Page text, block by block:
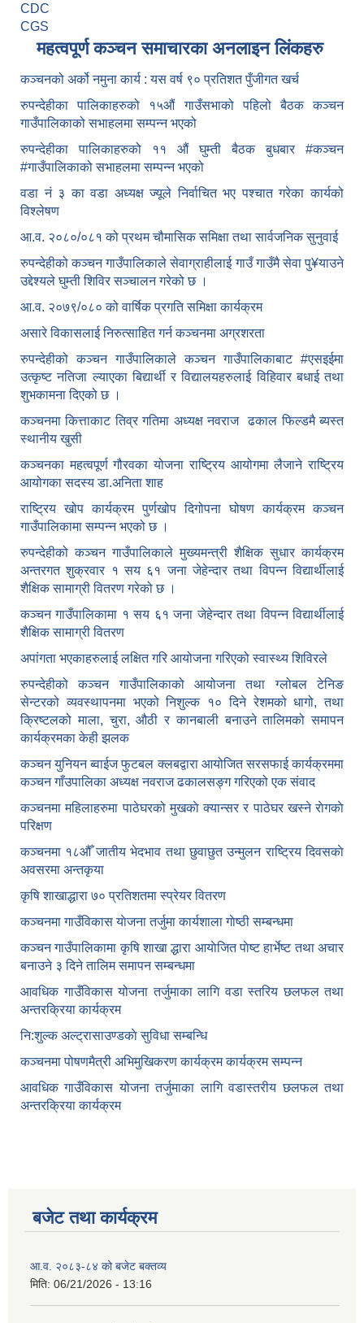
CDC
CGS
महत्वपूर्ण कञ्चन समाचारका अनलाइन लिंकहरु
कञ्चनको अर्को नमुना कार्य : यस वर्ष ९० प्रतिशत पुँजीगत खर्च
रुपन्देहीका पालिकाहरुको १५औं गाउँसभाको पहिलो बैठक कञ्चन
गाउँपालिकाको सभाहलमा सम्पन्न भएको
रुपन्देहीका पालिकाहरुको ११ औं घुम्ती बैठक बुधबार #कञ्चन
#गाउँपालिकाको सभाहलमा सम्पन्न भएको
वडा नं ३ का वडा अध्यक्ष ज्यूले निर्वाचित भए पश्चात गरेका कार्यको
विश्लेषण
आ.व. २०८०/०८१ को प्रथम चौमासिक समिक्षा तथा सार्वजनिक सुनुवाई
रुपन्देहीको कञ्चन गाउँपालिकाले सेवाग्राहीलाई गाउँ गाउँमै सेवा पु¥याउने
उद्देश्यले घुम्ती शिविर सञ्चालन गरेको छ ।
आ.व. २०७९/०८० को वार्षिक प्रगति समिक्षा कार्यक्रम
असारे विकासलाई निरुत्साहित गर्न कञ्चनमा अग्रशरता
रुपन्देहीको कञ्चन गाउँपालिकाले कञ्चन गाउँपालिकाबाट #एसइईमा
उत्कृष्ट नतिजा ल्याएका बिद्यार्थी र विद्यालयहरुलाई विहिवार बधाई तथा
शुभकामना दिएको छ ।
कञ्चनमा कित्ताकाट तिव्र गतिमा अध्यक्ष नवराज ढकाल फिल्डमै ब्यस्त
स्थानीय खुसी
कञ्चनका महत्वपूर्ण गौरवका योजना राष्ट्रिय आयोगमा लैजाने राष्ट्रिय
आयोगका सदस्य डा.अनिता शाह
राष्ट्रिय खोप कार्यक्रम पुर्णखोप दिगोपना घोषण कार्यक्रम कञ्‍चन
गाउँपालिकामा सम्पन्न भएको छ ।
रुपन्देहीको कञ्चन गाउँपालिकाले मुख्यमन्त्री शैक्षिक सुधार कार्यक्रम
अन्तरगत शुक्रवार १ सय ६१ जना जेहेन्दार तथा विपन्न विद्यार्थीलाई
शैक्षिक सामाग्री वितरण गरेको छ ।
कञ्चन गाउँपालिकामा १ सय ६१ जना जेहेन्दार तथा विपन्न विद्यार्थीलाई
शैक्षिक सामाग्री वितरण
अपांगता भएकाहरुलाई लक्षित गरि आयोजना गरिएको स्वास्थ्य शिविरले
रुपन्देहीको कञ्चन गाउँपालिकाको आयोजना तथा ग्लोबल टेनिङ
सेन्टरको व्यवस्थापनमा भएको निशुल्क १० दिने रेशमको धागो, तथा
क्रिष्टलको माला, चुरा, औठी र कानबाली बनाउने तालिमको समापन
कार्यक्रमका केही झलक
कञ्चन युनियन ब्वाईज फुटबल क्लबद्वारा आयोजित सरसफाई कार्यक्रममा
कञ्चन गाँउपालिका अध्यक्ष नवराज ढकालसङ्ग गरिएको एक संवाद
कञ्‍चनमा महिलाहरुमा पाठेघरको मुखकाे क्यान्सर र पाठेघर खस्‍ने राेगकाे
परिक्षण
कञ्‍चनमा १८औँ जातीय भेदभाव तथा छुवाछुत उन्मुलन राष्ट्रिय दिवसकाे
अवसरमा अन्तकृया
कृषि शाखाद्धारा ७० प्रतिशतमा स्प्रेयर वितरण
कञ्‍चनमा गाउँविकास याेजना तर्जुमा कार्यशाला गाेष्ठी सम्बन्धमा
कञ्‍चन गाउँपालिकामा कृषि शाखा द्धारा आयाेजित पाेष्ट हार्भेष्ट तथा अचार
बनाउने ३ दिने तालिम समापन सम्बन्‍धमा
आवधिक गाउँविकास योजना तर्जुमाका लागि वडा स्तरिय छलफल तथा
अन्तरक्रिया कार्यक्रम
नि:शुल्क अल्ट्रासाउण्डकाे सुविधा सम्बन्धि
कञ्चनमा पोषणमैत्री अभिमुखिकरण कार्यक्रम कार्यक्रम सम्पन्न
आवधिक गाउँविकास योजना तर्जुमाका लागि वडास्तरीय छलफल तथा
अन्तरक्रिया कार्यक्रम
बजेट तथा कार्यक्रम
आ.व. २०८३-८४ को बजेट बक्तव्य
मिति: 06/21/2026 - 13:16